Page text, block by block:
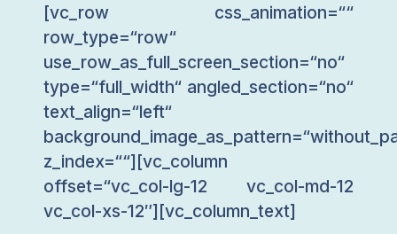
[vc_row css_animation=““
row_type=“row“
use_row_as_full_screen_section=“no“
type=“full_width“ angled_section=“no“
text_align=“left“
z_index=““][vc_column
offset=“vc_col-lg-12 vc_col-md-12
vc_col-xs-12″][vc_column_text]